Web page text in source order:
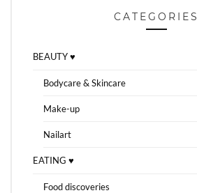
CATEGORIES
BEAUTY ♥
Bodycare & Skincare
Make-up
Nailart
EATING ♥
Food discoveries